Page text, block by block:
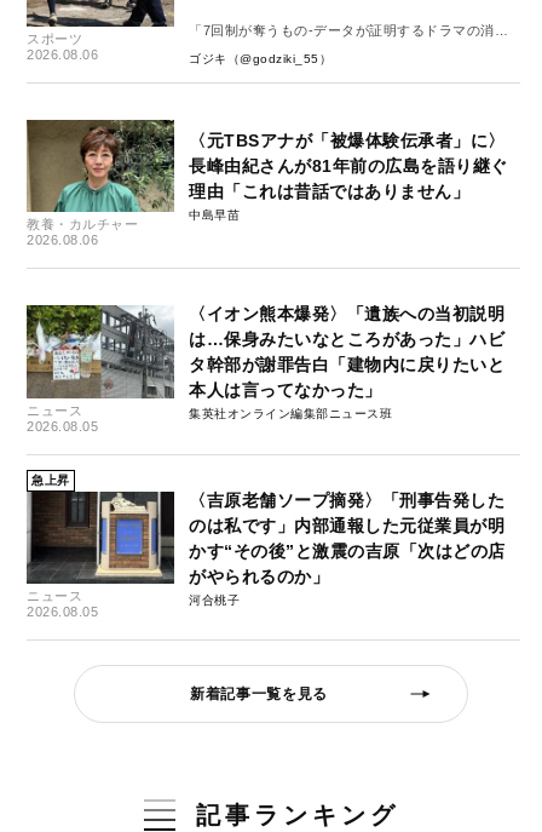
スポーツ
2026.08.06
「7回制が奪うもの-データが証明するドラマの消
失-」
ゴジキ（@godziki_55）
教養・カルチャー
2026.08.06
〈元TBSアナが「被爆体験伝承者」に〉
長峰由紀さんが81年前の広島を語り継ぐ
理由「これは昔話ではありません」
中島早苗
ニュース
2026.08.05
〈イオン熊本爆発〉「遺族への当初説明
は…保身みたいなところがあった」ハビ
タ幹部が謝罪告白「建物内に戻りたいと
本人は言ってなかった」
集英社オンライン編集部ニュース班
急上昇
ニュース
2026.08.05
〈吉原老舗ソープ摘発〉「刑事告発した
のは私です」内部通報した元従業員が明
かす“その後”と激震の吉原「次はどの店
がやられるのか」
河合桃子
新着記事一覧を見る
記事ランキング